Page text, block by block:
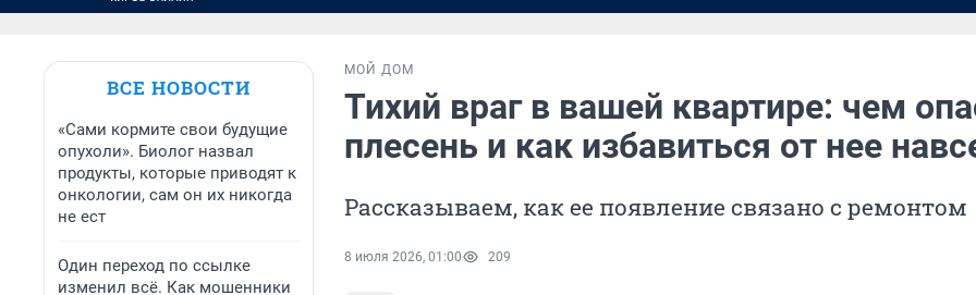
ВСЕ НОВОСТИ
«Сами кормите свои будущие
опухоли». Биолог назвал
продукты, которые приводят к
онкологии, сам он их никогда
не ест
Один переход по ссылке
изменил всё. Как мошенники
МОЙ ДОМ
Тихий враг в вашей квартире: чем
плесень и как избавиться от нее
Рассказываем, как ее появление связано с ремонтом
8 июля 2026, 01:00 209